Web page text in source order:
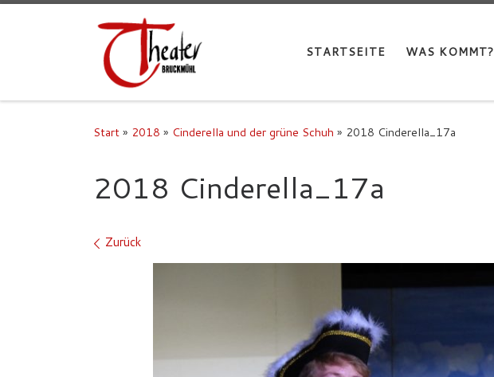
STARTSEITE WAS KOMMT?
Start» 2018 » Cinderella und der grüne Schuh » 2018 Cinderella_17a
2018 Cinderella_17a
Bilder Navigation
Zurück